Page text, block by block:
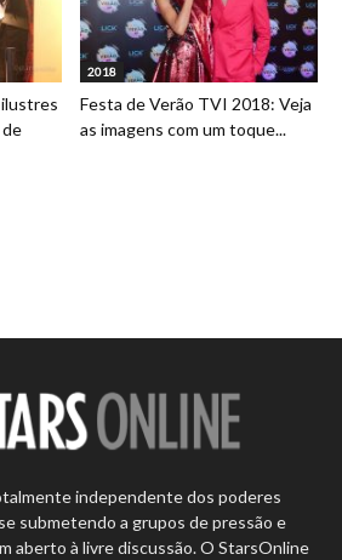
ilustres
2018
Festa de Verão TVI 2018: Veja
as imagens com um toque...
independente dos poderes
submetendo a grupos de pressão e
aberto à livre discussão. O StarsOnline